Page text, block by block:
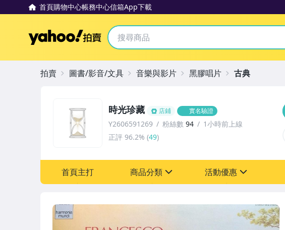
首頁購物中心帳務中心信箱App下載
Yahoo拍賣
時光珍藏 店鋪 實名驗證
Y2606591269 粉絲數 94
1小時前上線
正評 96.2% (49)
首頁主打 商品分類 活動優惠
拍賣 圖書/影音/文具 音樂與影片 黑膠唱片 古典